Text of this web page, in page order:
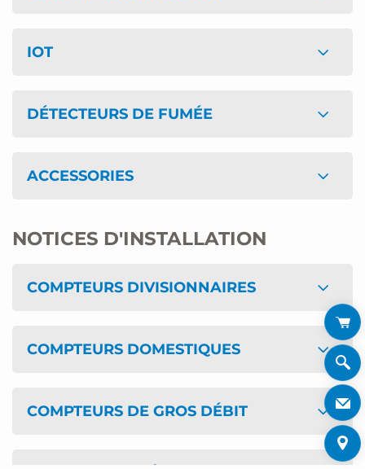
IOT
DÉTECTEURS DE FUMÉE
ACCESSORIES
NOTICES D'INSTALLATION
COMPTEURS DIVISIONNAIRES
COMPTEURS DOMESTIQUES
COMPTEURS DE GROS DÉBIT